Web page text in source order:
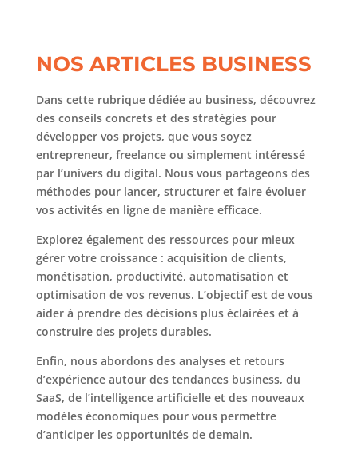
NOS ARTICLES BUSINESS
Dans cette rubrique dédiée au business, découvrez
des conseils concrets et des stratégies pour
développer vos projets, que vous soyez
entrepreneur, freelance ou simplement intéressé
par l’univers du digital. Nous vous partageons des
méthodes pour lancer, structurer et faire évoluer
vos activités en ligne de manière efficace.
Explorez également des ressources pour mieux
gérer votre croissance : acquisition de clients,
monétisation, productivité, automatisation et
optimisation de vos revenus. L’objectif est de vous
aider à prendre des décisions plus éclairées et à
construire des projets durables.
Enfin, nous abordons des analyses et retours
d’expérience autour des tendances business, du
SaaS, de l’intelligence artificielle et des nouveaux
modèles économiques pour vous permettre
d’anticiper les opportunités de demain.